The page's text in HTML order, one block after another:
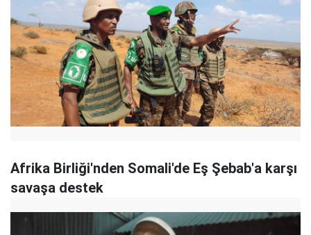
Afrika Birliği'nden Somali'de Eş Şebab'a karşı
savaşa destek